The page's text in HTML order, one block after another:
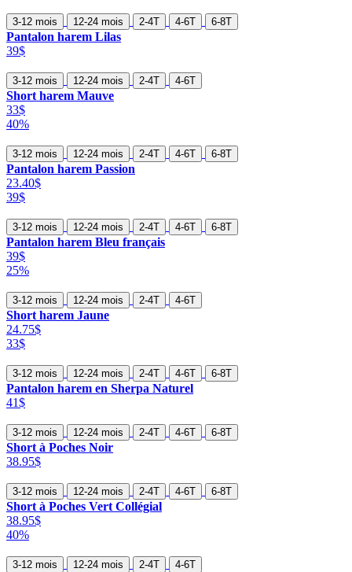
3-12 mois 12-24 mois 2-4T 4-6T 6-8T
Pantalon harem Lilas
39$
3-12 mois 12-24 mois 2-4T 4-6T
Short harem Mauve
33$
40%
3-12 mois 12-24 mois 2-4T 4-6T 6-8T
Pantalon harem Passion
23.40$
39$
3-12 mois 12-24 mois 2-4T 4-6T 6-8T
Pantalon harem Bleu français
39$
25%
3-12 mois 12-24 mois 2-4T 4-6T
Short harem Jaune
24.75$
33$
3-12 mois 12-24 mois 2-4T 4-6T 6-8T
Pantalon harem en Sherpa Naturel
41$
3-12 mois 12-24 mois 2-4T 4-6T 6-8T
Short à Poches Noir
38.95$
3-12 mois 12-24 mois 2-4T 4-6T 6-8T
Short à Poches Vert Collégial
38.95$
40%
3-12 mois 12-24 mois 2-4T 4-6T